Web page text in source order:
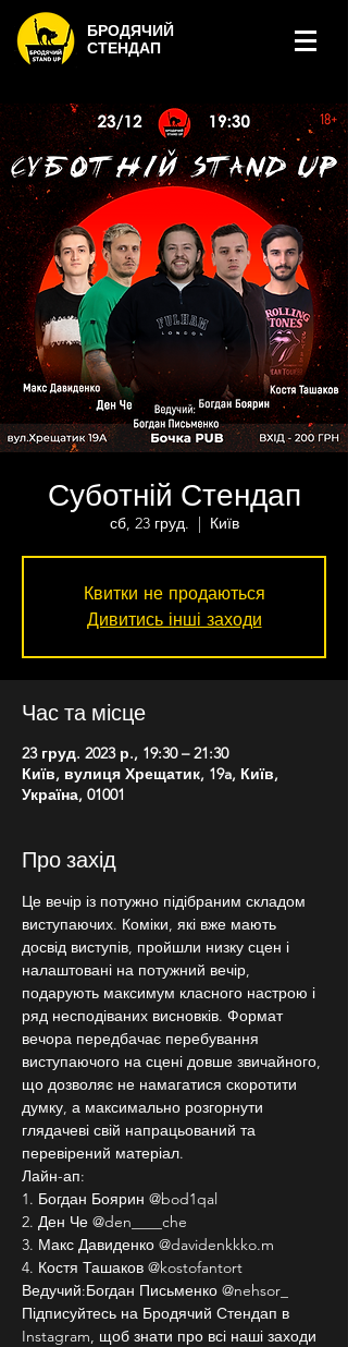
БРОДЯЧИЙ
СТЕНДАП
Суботній Стендап
сб, 23 груд.
  |
Київ
Квитки не продаються
Дивитись інші заходи
Час та місце
23 груд. 2023 р., 19:30 – 21:30
Київ, вулиця Хрещатик, 19a, Київ,
Україна, 01001
Про захід
Це вечір із потужно підібраним складом
виступаючих. Коміки, які вже мають
досвід виступів, пройшли низку сцен і
налаштовані на потужний вечір,
подарують максимум класного настрою і
ряд несподіваних висновків. Формат
вечора передбачає перебування
виступаючого на сцені довше звичайного,
що дозволяє не намагатися скоротити
думку, а максимально розгорнути
глядачеві свій напрацьований та
перевірений матеріал.
Лайн-ап:
1. Богдан Боярин @bod1qal
2. Ден Че @den____che
3. Макс Давиденко @davidenkkko.m
4. Костя Ташаков @kostofantort
Ведучий:Богдан Письменко @nehsor_
Підписуйтесь на Бродячий Стендап в
Instagram, щоб знати про всі наші заходи